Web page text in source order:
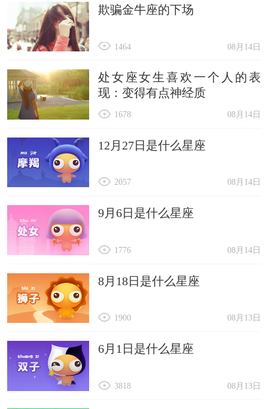
欺骗金牛座的下场
08月14日
1464
处女座女生喜欢一个人的表
现：变得有点神经质
08月14日
1678
12月27日是什么星座
08月14日
2057
9月6日是什么星座
08月14日
1776
8月18日是什么星座
08月13日
1900
6月1日是什么星座
08月13日
3818